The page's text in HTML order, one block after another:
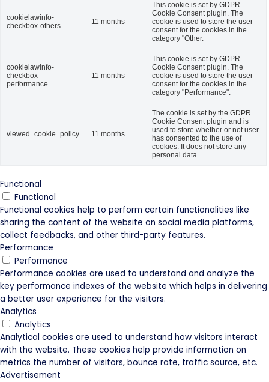
cookielawinfo-
checkbox-others
11 months
This cookie is set by GDPR
Cookie Consent plugin. The
cookie is used to store the user
consent for the cookies in the
category "Other.
cookielawinfo-
checkbox-
performance
11 months
This cookie is set by GDPR
Cookie Consent plugin. The
cookie is used to store the user
consent for the cookies in the
category "Performance".
viewed_cookie_policy 11 months
The cookie is set by the GDPR
Cookie Consent plugin and is
used to store whether or not user
has consented to the use of
cookies. It does not store any
personal data.
Functional
Functional
Functional cookies help to perform certain functionalities like
sharing the content of the website on social media platforms,
collect feedbacks, and other third-party features.
Performance
Performance
Performance cookies are used to understand and analyze the
key performance indexes of the website which helps in delivering
a better user experience for the visitors.
Analytics
Analytics
Analytical cookies are used to understand how visitors interact
with the website. These cookies help provide information on
metrics the number of visitors, bounce rate, traffic source, etc.
Advertisement